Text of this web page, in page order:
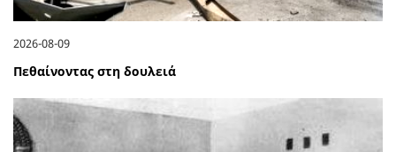
2026-08-09
Πεθαίνοντας στη δουλειά